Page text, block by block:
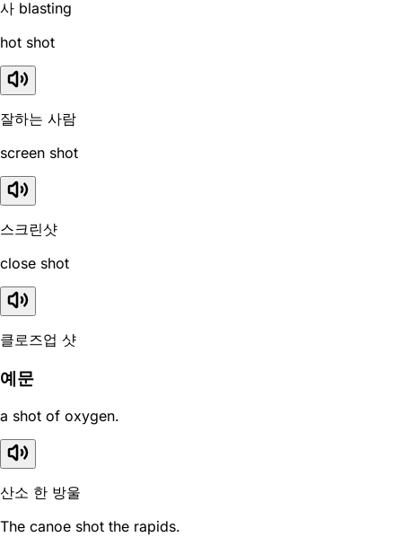
사 blasting
hot shot
잘하는 사람
screen shot
스크린샷
close shot
클로즈업 샷
예문
a shot of oxygen.
산소 한 방울
The canoe shot the rapids.